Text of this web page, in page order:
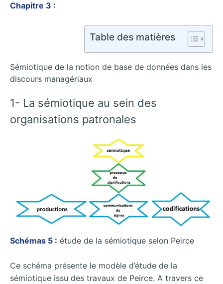
Chapitre 3 :
Table des matières
Sémiotique de la notion de base de données dans les
discours managériaux
1- La sémiotique au sein des
organisations patronales
Schémas 5 : étude de la sémiotique selon Peirce
Ce schéma présente le modèle d’étude de la
sémiotique issu des travaux de Peirce. A travers ce